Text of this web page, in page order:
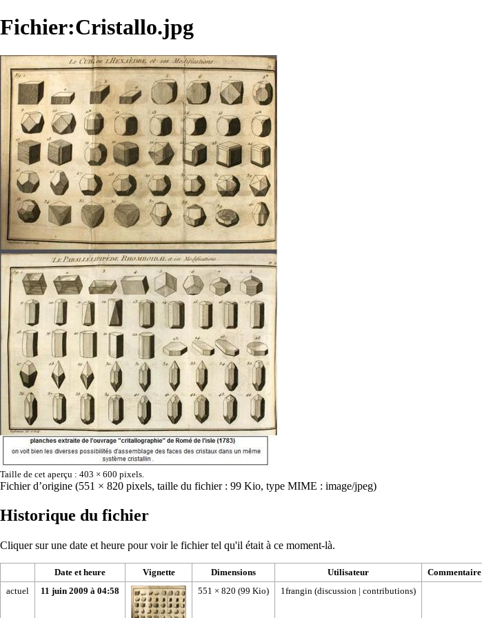
Fichier:Cristallo.jpg
Taille de cet aperçu : 403 × 600 pixels
Fichier d’origine (551 × 820 pixels, taille du fichier : 99 Kio, type MIME : image/jpeg)
Historique du fichier
Cliquer sur une date et heure pour voir le fichier tel qu'il était à ce moment-là.
Date et heure Vignette Dimensions Utilisateur
Commentaire
actuel
11 juin 2009 à 04:58 551 × 820 (99 Kio) 1frangin (discussion | contributions)